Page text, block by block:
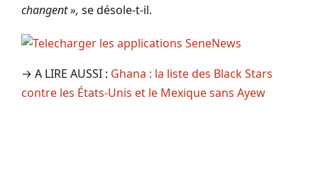
changent », se désole-t-il.
→ A LIRE AUSSI : Ghana : la liste des Black Stars
contre les États-Unis et le Mexique sans Ayew